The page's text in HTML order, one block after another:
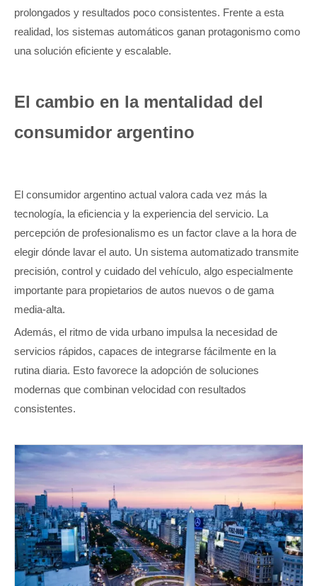
prolongados y resultados poco consistentes. Frente a esta
realidad, los sistemas automáticos ganan protagonismo como
una solución eficiente y escalable.
El cambio en la mentalidad del
consumidor argentino
El consumidor argentino actual valora cada vez más la
tecnología, la eficiencia y la experiencia del servicio. La
percepción de profesionalismo es un factor clave a la hora de
elegir dónde lavar el auto. Un sistema automatizado transmite
precisión, control y cuidado del vehículo, algo especialmente
importante para propietarios de autos nuevos o de gama
media-alta.
Además, el ritmo de vida urbano impulsa la necesidad de
servicios rápidos, capaces de integrarse fácilmente en la
rutina diaria. Esto favorece la adopción de soluciones
modernas que combinan velocidad con resultados
consistentes.